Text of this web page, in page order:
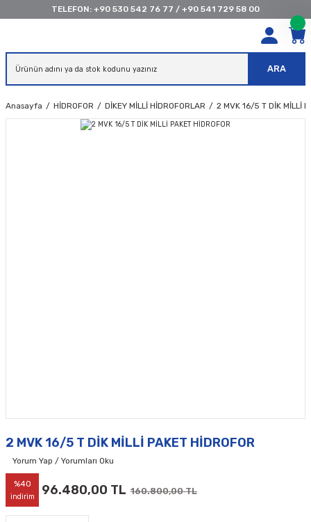
TELEFON: +90 530 542 76 77 / +90 541 729 58 00
ARA
Anasayfa HİDROFOR DİKEY MİLLİ HİDROFORLAR 2 MVK 16/5 T DİK MİLLİ
2 MVK 16/5 T DİK MİLLİ PAKET HİDROFOR
Yorum Yap / Yorumları Oku
%40
indirim 96.480,00 TL 160.800,00 TL